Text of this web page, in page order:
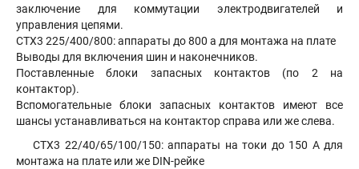
заключение для коммутации электродвигателей и
управления цепями.
CTX3 225/400/800: аппараты до 800 а для монтажа на плате
Выводы для включения шин и наконечников.
Поставленные блоки запасных контактов (по 2 на
контактор).
Вспомогательные блоки запасных контактов имеют все
шансы устанавливаться на контактор справа или же слева.
CTX3 22/40/65/100/150: аппараты на токи до 150 A для
монтажа на плате или же DIN-рейке